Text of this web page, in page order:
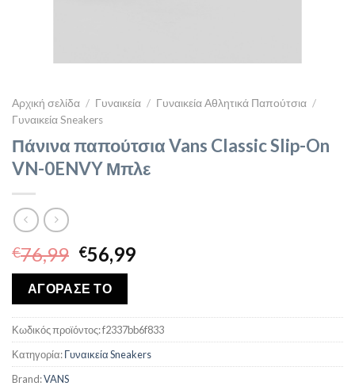
Αρχική σελίδα / Γυναικεία / Γυναικεία Αθλητικά Παπούτσια /
Γυναικεία Sneakers
Πάνινα παπούτσια Vans Classic Slip-On
VN-0ENVY Μπλε
€76,99 Original
price
was:
€76,99.
€56,99Η
€56,99.
ΑΓΟΡΑΣΕ ΤΟ
Κωδικός προϊόντος:f2337bb6f833
Κατηγορία:Γυναικεία Sneakers
Brand:VANS